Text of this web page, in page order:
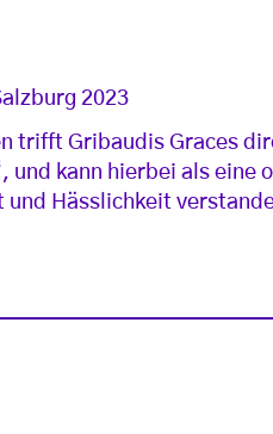
2023
trifft Gribaudis Graces
und kann hierbei als eine
und Hässlichkeit